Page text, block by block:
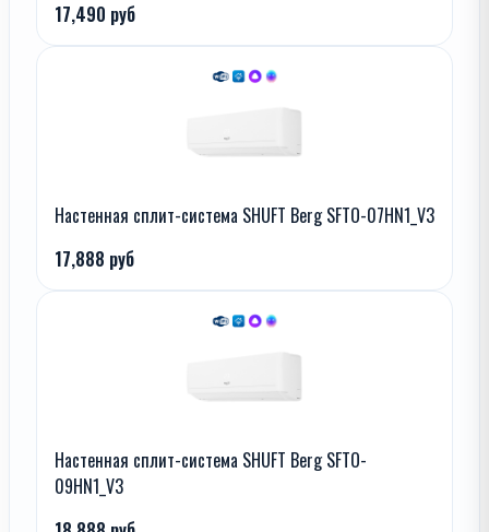
17,490 руб
Настенная сплит-система SHUFT Berg SFTO-07HN1_V3
17,888 руб
Настенная сплит-система SHUFT Berg SFTO-
09HN1_V3